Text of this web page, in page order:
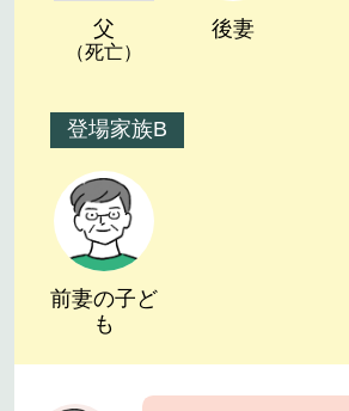
父
（死亡）
後妻
登場家族B
前妻の子ど
も